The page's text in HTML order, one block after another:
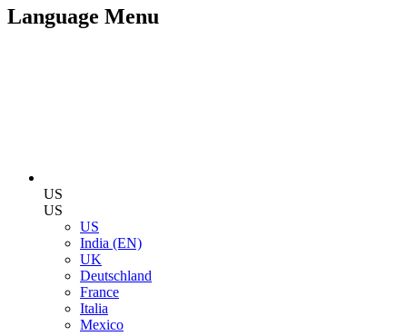
Language Menu
US
US
US
India (EN)
UK
Deutschland
France
Italia
Mexico